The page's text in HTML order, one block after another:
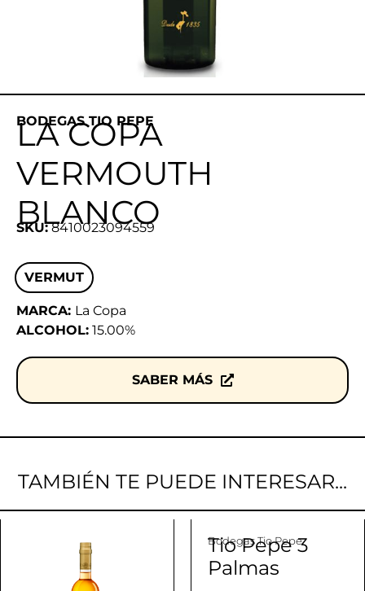
BODEGAS TIO PEPE
LA COPA
VERMOUTH
BLANCO
SKU:8410023094559
VERMUT
MARCA: La Copa
ALCOHOL: 15.00%
SABER MÁS
TAMBIÉN TE PUEDE INTERESAR...
Bodegas Tio Pepe
Tio Pepe 3
Palmas